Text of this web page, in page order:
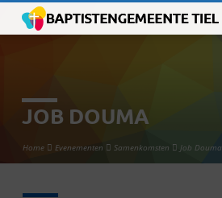
JOB DOUMA
Home Evenementen Samenkomsten Job Douma